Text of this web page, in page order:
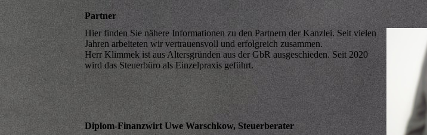
Partner
Hier finden Sie nähere Informationen zu den Partnern der Kanzlei. Seit vielen
Jahren arbeiteten wir vertrauensvoll und erfolgreich zusammen.
Herr Klimmek ist aus Altersgründen aus der GbR ausgeschieden. Seit 2020
wird das Steuerbüro als Einzelpraxis geführt.
Diplom-Finanzwirt Uwe Warschkow, Steuerberater